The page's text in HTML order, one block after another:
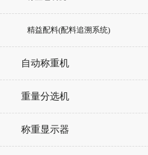
精益配料(配料追溯系统)
自动称重机
重量分选机
称重显示器